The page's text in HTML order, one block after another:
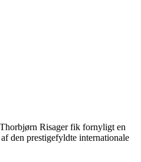
Thorbjørn Risager fik fornyligt en
den prestigefyldte internationale